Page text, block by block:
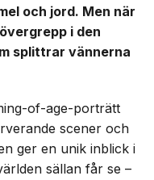
och jord. Men när
i den
splittrar vännerna
of-age-porträtt
scener och
ger en unik inblick i
sällan får se –